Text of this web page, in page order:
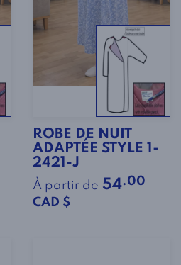
ROBE DE NUIT
ADAPTÉE STYLE 1-
2421-J
À partir de 54.00
CAD $